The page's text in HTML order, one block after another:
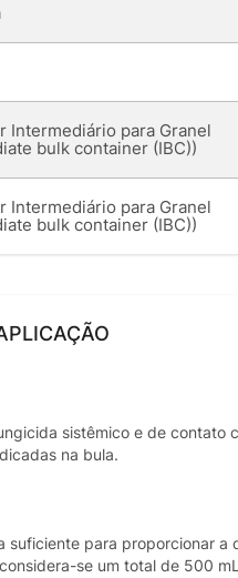
Intermediário para Granel
bulk container (IBC))
Intermediário para Granel
bulk container (IBC))
sistêmico e de
na bula.
suficiente para proporcionar
se um total de 500